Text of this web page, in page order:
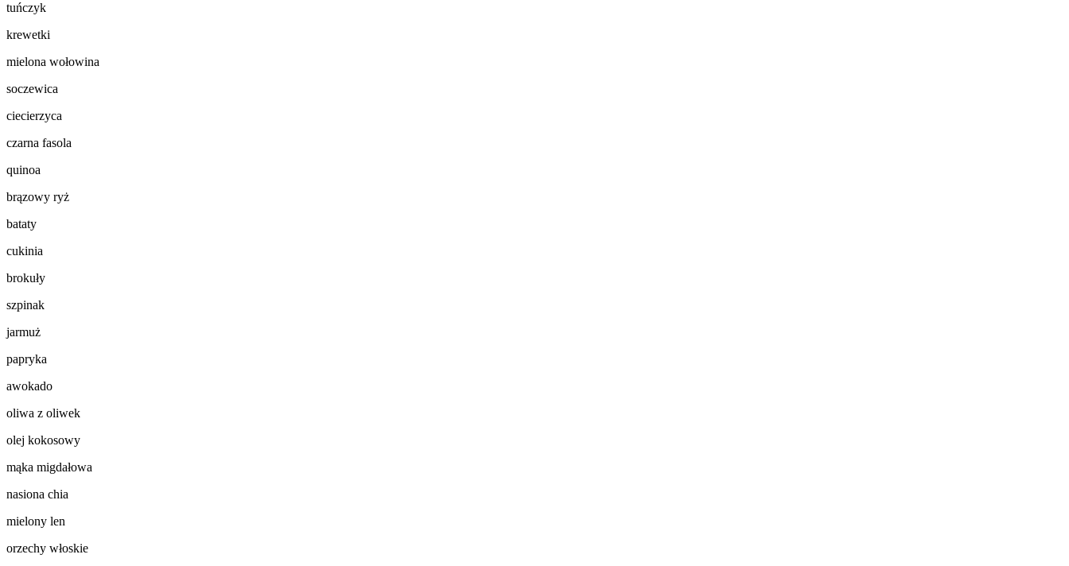
tuńczyk
krewetki
mielona wołowina
soczewica
ciecierzyca
czarna fasola
quinoa
brązowy ryż
bataty
cukinia
brokuły
szpinak
jarmuż
papryka
awokado
oliwa z oliwek
olej kokosowy
mąka migdałowa
nasiona chia
mielony len
orzechy włoskie